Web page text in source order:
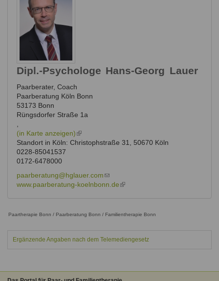
Dipl.-Psychologe Hans-Georg Lauer
Paarberater, Coach
Paarberatung Köln Bonn
53173 Bonn
Rüngsdorfer Straße 1a
(in Karte anzeigen)(link
is
Standort in Köln: Christophstraße 31, 50670 Köln
0228-85041537
0172-6478000
paarberatung@hglauer.com(link
sends
www.paarberatung-koelnbonn.de(link
Paartherapie Bonn / Paarberatung Bonn / Familientherapie Bonn
Ergänzende Angaben nach dem Telemediengesetz